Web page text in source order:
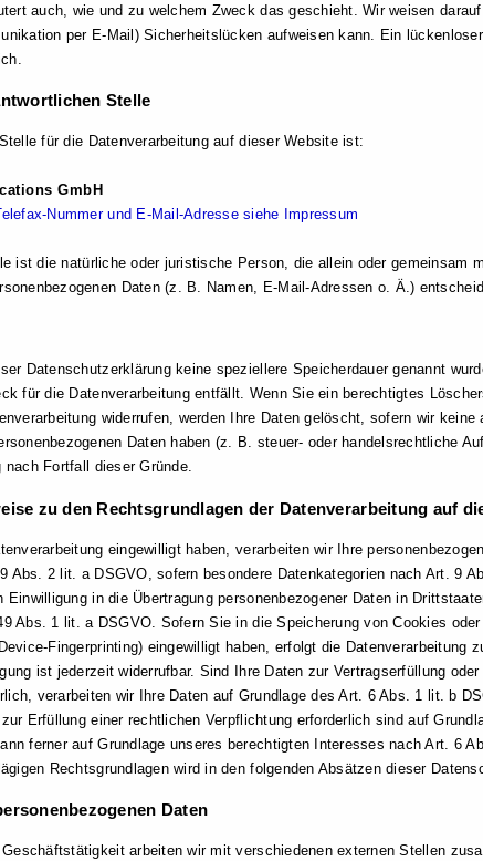
auch, wie und zu welchem Zweck das geschieht. Wir weisen
per E-Mail) Sicherheitslücken aufweisen kann. Ein
Stelle
für die Datenverarbeitung auf dieser Website ist:
GmbH
Nummer und E-Mail-Adresse siehe Impressum
ist die natürliche oder juristische Person, die allein oder gemeinsam
Daten (z. B. Namen, E-Mail-Adressen o. Ä.)
Datenschutzerklärung keine speziellere Speicherdauer genannt
für die Datenverarbeitung entfällt. Wenn Sie ein berechtigtes
widerrufen, werden Ihre Daten gelöscht, sofern wir
Daten haben (z. B. steuer- oder handelsrechtliche
nach Fortfall dieser Gründe.
zu den Rechtsgrundlagen der Datenverarbeitung auf
eingewilligt haben, verarbeiten wir Ihre
Abs. 2 lit. a DSGVO, sofern besondere Datenkategorien nach Art. 9
Einwilligung in die Übertragung personenbezogener Daten in
Abs. 1 lit. a DSGVO. Sofern Sie in die Speicherung von Cookies
Fingerprinting) eingewilligt haben, erfolgt die Datenverarbeitung
ist jederzeit widerrufbar. Sind Ihre Daten zur Vertragserfüllung
verarbeiten wir Ihre Daten auf Grundlage des Art. 6 Abs. 1 lit. b
Erfüllung einer rechtlichen Verpflichtung erforderlich sind auf
ferner auf Grundlage unseres berechtigten Interesses nach Art. 6
Rechtsgrundlagen wird in den folgenden Absätzen dieser
Daten
Geschäftstätigkeit arbeiten wir mit verschiedenen externen Stellen